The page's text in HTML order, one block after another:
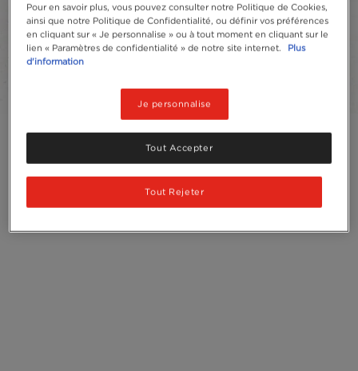
l'équilibre subtil entre le bon goût du café et la
douceur du lait !
Ajouter aux favoris
Pour en savoir plus, vous pouvez consulter notre Politique de Cookies,
ainsi que notre Politique de Confidentialité, ou définir vos préférences
en cliquant sur « Je personnalise » ou à tout moment en cliquant sur le
lien « Paramètres de confidentialité » de notre site internet.
Plus
d'information
Je personnalise
Tout Rejeter
Tout Accepter